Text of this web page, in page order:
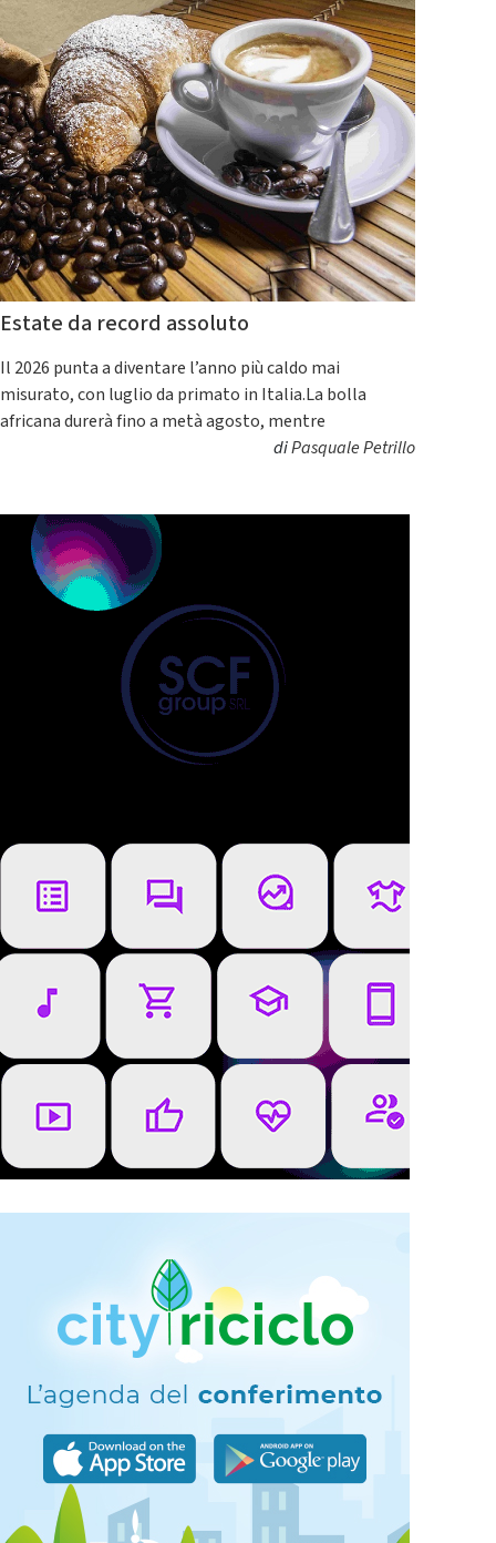
Estate da record assoluto
Il 2026 punta a diventare l’anno più caldo mai
misurato, con luglio da primato in Italia.La bolla
africana durerà fino a metà agosto, mentre
diPasquale Petrillo